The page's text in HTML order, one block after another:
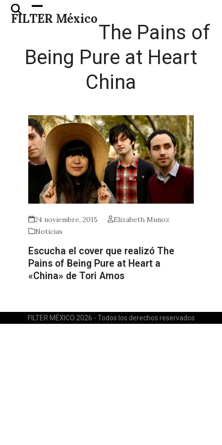
Skip
FILTER México
Open
mobile
Close
mobile
The Pains of
Being Pure at Heart
China
24 noviembre, 2015
Elizabeth Munoz
Noticias
Escucha el cover que realizó The
Pains of Being Pure at Heart a
«China» de Tori Amos
FILTER MÉXICO 2026 - Todos los derechos reservados